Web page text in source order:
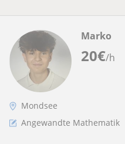
20€/h
Marko
Mondsee
Angewandte Mathematik